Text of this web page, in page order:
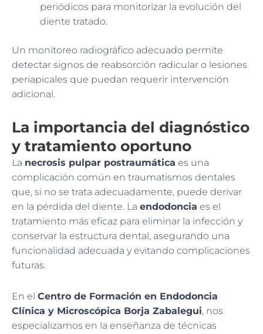
periódicos para monitorizar la evolución del
diente tratado.
Un monitoreo radiográfico adecuado permite
detectar signos de reabsorción radicular o lesiones
periapicales que puedan requerir intervención
adicional.
La importancia del diagnóstico
y tratamiento oportuno
La necrosis pulpar postraumática es una
complicación común en traumatismos dentales
que, si no se trata adecuadamente, puede derivar
en la pérdida del diente. La endodoncia es el
tratamiento más eficaz para eliminar la infección y
conservar la estructura dental, asegurando una
funcionalidad adecuada y evitando complicaciones
futuras.
En el Centro de Formación en Endodoncia
Clínica y Microscópica Borja Zabalegui, nos
especializamos en la enseñanza de técnicas